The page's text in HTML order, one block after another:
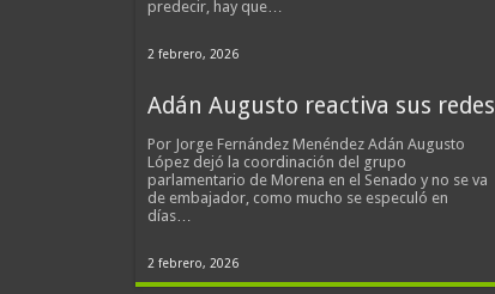
predecir, hay que…
2 febrero, 2026
Adán Augusto reactiva sus redes
Por Jorge Fernández Menéndez Adán Augusto
López dejó la coordinación del grupo
parlamentario de Morena en el Senado y no se va
de embajador, como mucho se especuló en
días…
2 febrero, 2026